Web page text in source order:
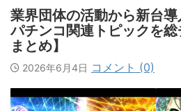
業界団体の活動から新台導
パチンコ関連トピックを
まとめ】
2026年6月4日 コメント (0)